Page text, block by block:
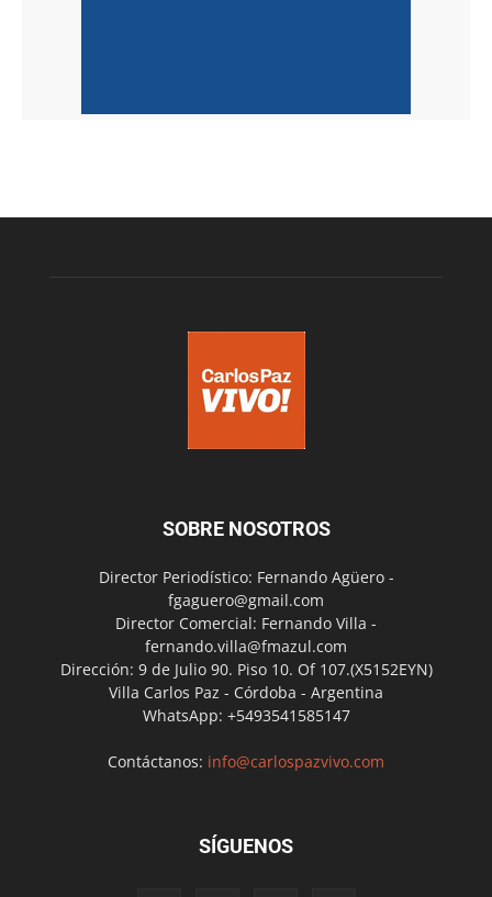
SOBRE NOSOTROS
Director Periodístico: Fernando Agüero -
fgaguero@gmail.com
Director Comercial: Fernando Villa -
fernando.villa@fmazul.com
Dirección: 9 de Julio 90. Piso 10. Of 107.(X5152EYN)
Villa Carlos Paz - Córdoba - Argentina
WhatsApp: +5493541585147
Contáctanos: info@carlospazvivo.com
SÍGUENOS